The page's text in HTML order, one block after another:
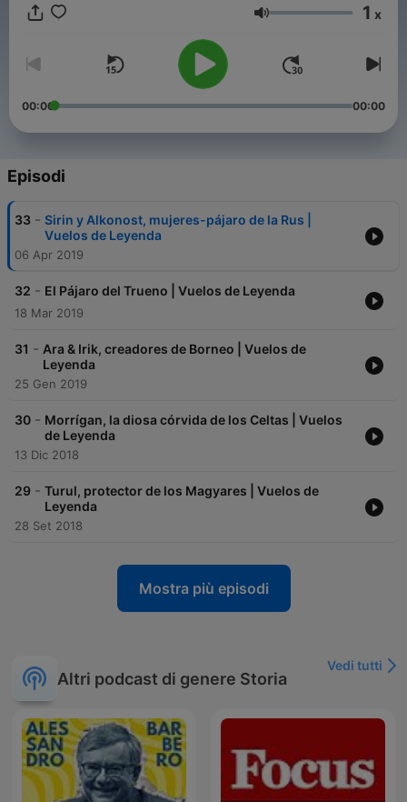
Volume 1 x
00:00 00:00
Episodi
33 - Sirin y Alkonost, mujeres-pájaro de la Rus |
Vuelos de Leyenda
06 Apr 2019
32 - El Pájaro del Trueno | Vuelos de Leyenda
18 Mar 2019
31 - Ara & Irik, creadores de Borneo | Vuelos de
Leyenda
25 Gen 2019
30 - Morrígan, la diosa córvida de los Celtas | Vuelos
de Leyenda
13 Dic 2018
29 - Turul, protector de los Magyares | Vuelos de
Leyenda
28 Set 2018
Mostra più episodi
Altri podcast di genere Storia
Vedi tutti